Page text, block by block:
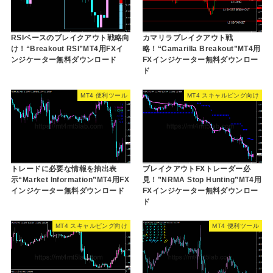
RSIベースのブレイクアウト戦略向
け！“Breakout RSI”MT4用FXイ
ンジケーター無料ダウンロード
カマリラブレイクアウト戦
略！“Camarilla Breakout”MT4用
FXインジケーター無料ダウンロー
ド
MT4 便利ツール
トレードに必要な情報を抽出表
示“Market Information”MT4用FX
インジケーター無料ダウンロード
MT4 スキャルピング向け
ブレイクアウトFXトレーダー必
見！”NRMA Stop Hunting”MT4用
FXインジケーター無料ダウンロー
ド
MT4 スキャルピング向け MT4 便利ツール